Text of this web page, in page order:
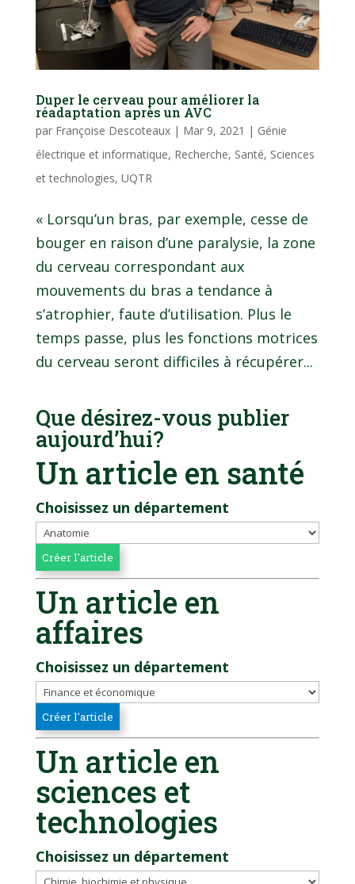
Duper le cerveau pour améliorer la
réadaptation après un AVC
par Françoise Descoteaux| Mar 9, 2021 | Génie
électrique et informatique, Recherche, Santé, Sciences
et technologies, UQTR
« Lorsqu’un bras, par exemple, cesse de
bouger en raison d’une paralysie, la zone
du cerveau correspondant aux
mouvements du bras a tendance à
s’atrophier, faute d’utilisation. Plus le
temps passe, plus les fonctions motrices
du cerveau seront difficiles à récupérer...
Que désirez-vous publier
aujourd’hui?
Un article en santé
Choisissez un département
Un article en
affaires
Choisissez un département
Un article en
sciences et
technologies
Choisissez un département